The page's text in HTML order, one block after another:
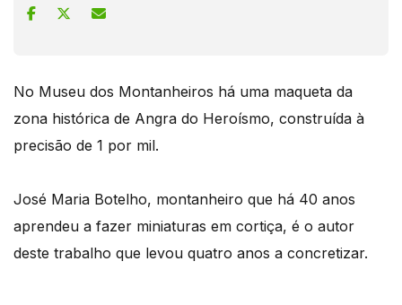
No Museu dos Montanheiros há uma maqueta da
zona histórica de Angra do Heroísmo, construída à
precisão de 1 por mil.
José Maria Botelho, montanheiro que há 40 anos
aprendeu a fazer miniaturas em cortiça, é o autor
deste trabalho que levou quatro anos a concretizar.